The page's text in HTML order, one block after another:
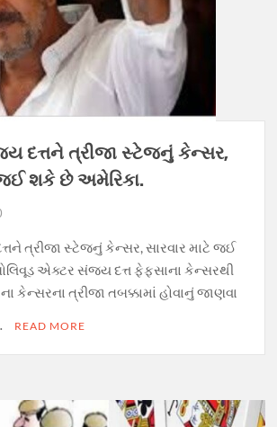
દત્તને ત્રીજા સ્ટેજનું કેન્સર,
જઈ શકે છે અમેરિકા.
ત્રીજા સ્ટેજનું કેન્સર, સારવાર માટે જઈ
એક્ટર સંજય દત્ત ફેફસાના કેન્સરથી
કેન્સરના ત્રીજા તબક્કામાં હોવાનું જાણવા
READ MORE